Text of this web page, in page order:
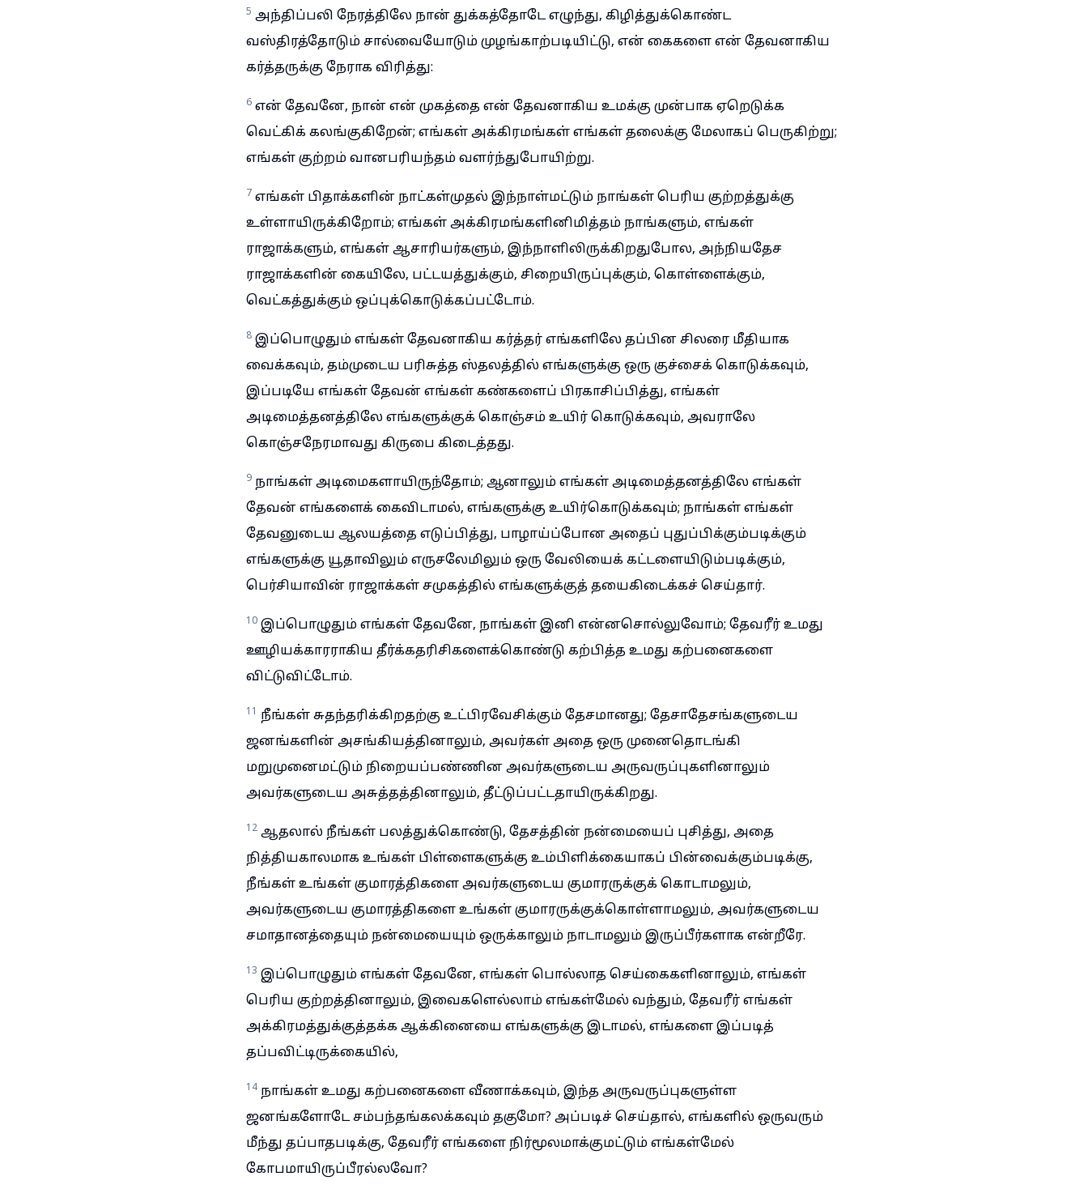
5 அந்திப்பலி நேரத்திலே நான் துக்கத்தோடே எழுந்து, கிழித்துக்கொண்ட
வஸ்திரத்தோடும் சால்வையோடும் முழங்காற்படியிட்டு, என் கைகளை என் தேவனாகிய
கர்த்தருக்கு நேராக விரித்து:
6 என் தேவனே, நான் என் முகத்தை என் தேவனாகிய உமக்கு முன்பாக ஏறெடுக்க
வெட்கிக் கலங்குகிறேன்; எங்கள் அக்கிரமங்கள் எங்கள் தலைக்கு மேலாகப் பெருகிற்று;
எங்கள் குற்றம் வானபரியந்தம் வளர்ந்துபோயிற்று.
7 எங்கள் பிதாக்களின் நாட்கள்முதல் இந்நாள்மட்டும் நாங்கள் பெரிய குற்றத்துக்கு
உள்ளாயிருக்கிறோம்; எங்கள் அக்கிரமங்களினிமித்தம் நாங்களும், எங்கள்
ராஜாக்களும், எங்கள் ஆசாரியர்களும், இந்நாளிலிருக்கிறதுபோல, அந்நியதேச
ராஜாக்களின் கையிலே, பட்டயத்துக்கும், சிறையிருப்புக்கும், கொள்ளைக்கும்,
வெட்கத்துக்கும் ஒப்புக்கொடுக்கப்பட்டோம்.
8 இப்பொழுதும் எங்கள் தேவனாகிய கர்த்தர் எங்களிலே தப்பின சிலரை மீதியாக
வைக்கவும், தம்முடைய பரிசுத்த ஸ்தலத்தில் எங்களுக்கு ஒரு குச்சைக் கொடுக்கவும்,
இப்படியே எங்கள் தேவன் எங்கள் கண்களைப் பிரகாசிப்பித்து, எங்கள்
அடிமைத்தனத்திலே எங்களுக்குக் கொஞ்சம் உயிர் கொடுக்கவும், அவராலே
கொஞ்சநேரமாவது கிருபை கிடைத்தது.
9 நாங்கள் அடிமைகளாயிருந்தோம்; ஆனாலும் எங்கள் அடிமைத்தனத்திலே எங்கள்
தேவன் எங்களைக் கைவிடாமல், எங்களுக்கு உயிர்கொடுக்கவும்; நாங்கள் எங்கள்
தேவனுடைய ஆலயத்தை எடுப்பித்து, பாழாய்ப்போன அதைப் புதுப்பிக்கும்படிக்கும்
எங்களுக்கு யூதாவிலும் எருசலேமிலும் ஒரு வேலியைக் கட்டளையிடும்படிக்கும்,
பெர்சியாவின் ராஜாக்கள் சமுகத்தில் எங்களுக்குத் தயைகிடைக்கச் செய்தார்.
10 இப்பொழுதும் எங்கள் தேவனே, நாங்கள் இனி என்னசொல்லுவோம்; தேவரீர் உமது
ஊழியக்காரராகிய தீர்க்கதரிசிகளைக்கொண்டு கற்பித்த உமது கற்பனைகளை
விட்டுவிட்டோம்.
11 நீங்கள் சுதந்தரிக்கிறதற்கு உட்பிரவேசிக்கும் தேசமானது; தேசாதேசங்களுடைய
ஜனங்களின் அசங்கியத்தினாலும், அவர்கள் அதை ஒரு முனைதொடங்கி
மறுமுனைமட்டும் நிறையப்பண்ணின அவர்களுடைய அருவருப்புகளினாலும்
அவர்களுடைய அசுத்தத்தினாலும், தீட்டுப்பட்டதாயிருக்கிறது.
12 ஆதலால் நீங்கள் பலத்துக்கொண்டு, தேசத்தின் நன்மையைப் புசித்து, அதை
நித்தியகாலமாக உங்கள் பிள்ளைகளுக்கு உம்பிளிக்கையாகப் பின்வைக்கும்படிக்கு,
நீங்கள் உங்கள் குமாரத்திகளை அவர்களுடைய குமாரருக்குக் கொடாமலும்,
அவர்களுடைய குமாரத்திகளை உங்கள் குமாரருக்குக்கொள்ளாமலும், அவர்களுடைய
சமாதானத்தையும் நன்மையையும் ஒருக்காலும் நாடாமலும் இருப்பீர்களாக என்றீரே.
13 இப்பொழுதும் எங்கள் தேவனே, எங்கள் பொல்லாத செய்கைகளினாலும், எங்கள்
பெரிய குற்றத்தினாலும், இவைகளெல்லாம் எங்கள்மேல் வந்தும், தேவரீர் எங்கள்
அக்கிரமத்துக்குத்தக்க ஆக்கினையை எங்களுக்கு இடாமல், எங்களை இப்படித்
தப்பவிட்டிருக்கையில்,
14 நாங்கள் உமது கற்பனைகளை வீணாக்கவும், இந்த அருவருப்புகளுள்ள
ஜனங்களோடே சம்பந்தங்கலக்கவும் தகுமோ? அப்படிச் செய்தால், எங்களில் ஒருவரும்
மீந்து தப்பாதபடிக்கு, தேவரீர் எங்களை நிர்மூலமாக்குமட்டும் எங்கள்மேல்
கோபமாயிருப்பீரல்லவோ?